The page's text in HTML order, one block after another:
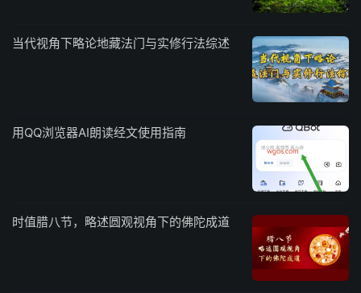
当代视角下略论地藏法门与实修行法综述
用QQ浏览器AI朗读经文使用指南
时值腊八节，略述圆观视角下的佛陀成道